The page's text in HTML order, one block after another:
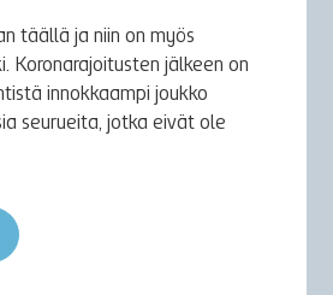
täällä ja niin on myös
Koronarajoitusten jälkeen on
innokkaampi joukko
seurueita, jotka eivät ole